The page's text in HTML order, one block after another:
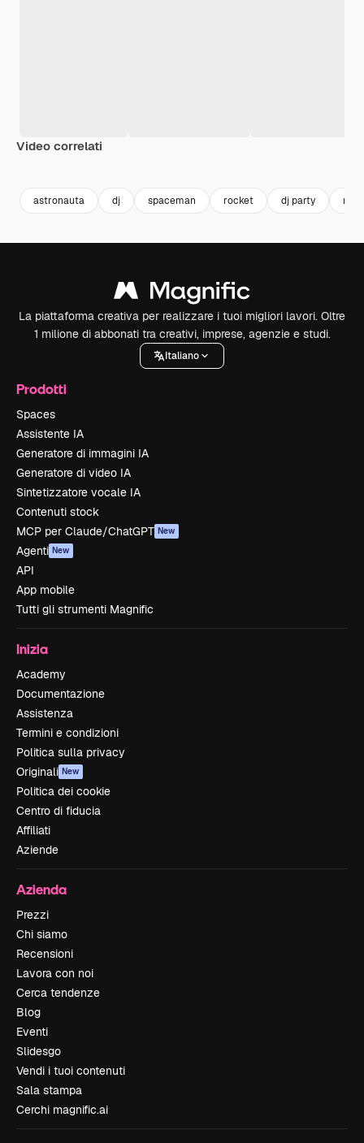
Video correlati
astronauta dj spaceman rocket dj party
La piattaforma creativa per realizzare i tuoi migliori lavori. Oltre
1 milione di abbonati tra creativi, imprese, agenzie e studi.
Italiano
Prodotti
Spaces
Assistente IA
Generatore di immagini IA
Generatore di video IA
Sintetizzatore vocale IA
Contenuti stock
MCP per Claude/ChatGPT New
Agenti New
API
App mobile
Tutti gli strumenti Magnific
Inizia
Academy
Documentazione
Assistenza
Termini e condizioni
Politica sulla privacy
Originali New
Politica dei cookie
Centro di fiducia
Affiliati
Aziende
Azienda
Prezzi
Chi siamo
Recensioni
Lavora con noi
Cerca tendenze
Blog
Eventi
Slidesgo
Vendi i tuoi contenuti
Sala stampa
Cerchi magnific.ai